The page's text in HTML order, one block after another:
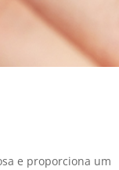
e proporciona um